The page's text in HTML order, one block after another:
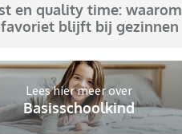
en quality time: waarom
favoriet blijft bij gezinnen
Lees hier meer over
Basisschoolkind